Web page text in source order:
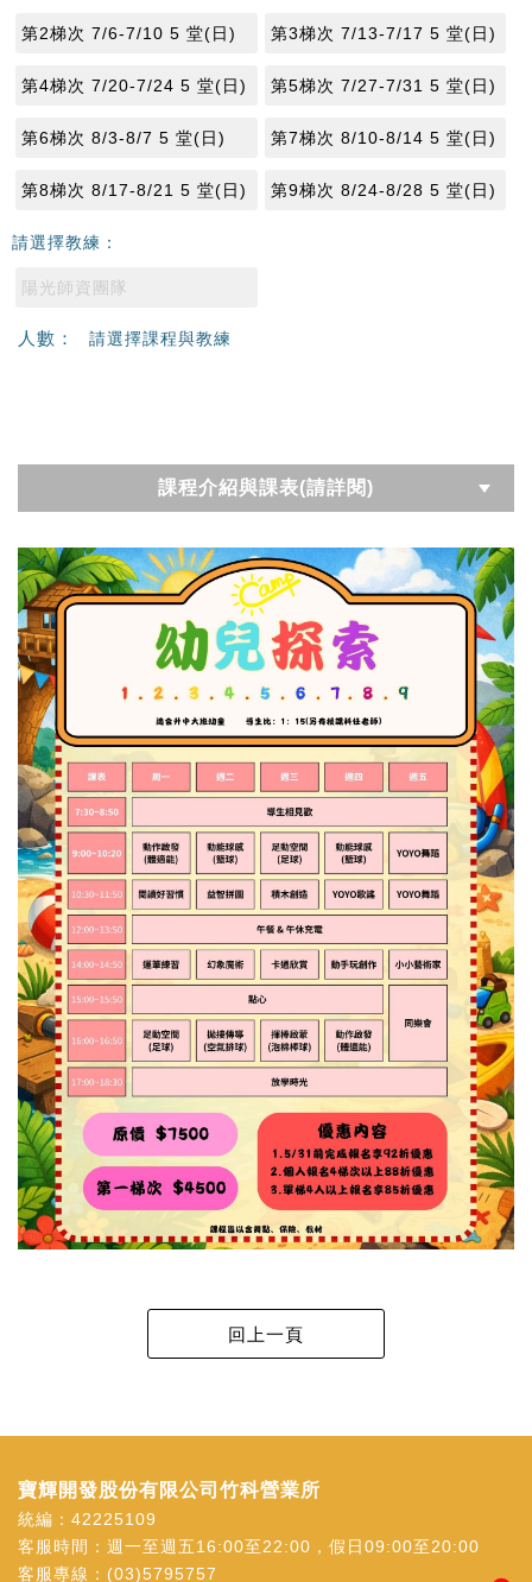
第2梯次 7/6-7/10 5 堂(日) 第3梯次 7/13-7/17 5 堂(日)
第4梯次 7/20-7/24 5 堂(日) 第5梯次 7/27-7/31 5 堂(日)
第6梯次 8/3-8/7 5 堂(日) 第7梯次 8/10-8/14 5 堂(日)
第8梯次 8/17-8/21 5 堂(日) 第9梯次 8/24-8/28 5 堂(日)
請選擇教練：
陽光師資團隊
人數： 請選擇課程與教練
課程介紹與課表(請詳閱)
寶輝開發股份有限公司竹科營業所
統編：42225109
客服時間：週一至週五16:00至22:00，假日09:00至20:00
客服專線： (03)5795757